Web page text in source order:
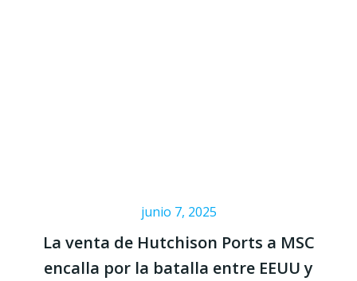
junio 7, 2025
La venta de Hutchison Ports a MSC
encalla por la batalla entre EEUU y